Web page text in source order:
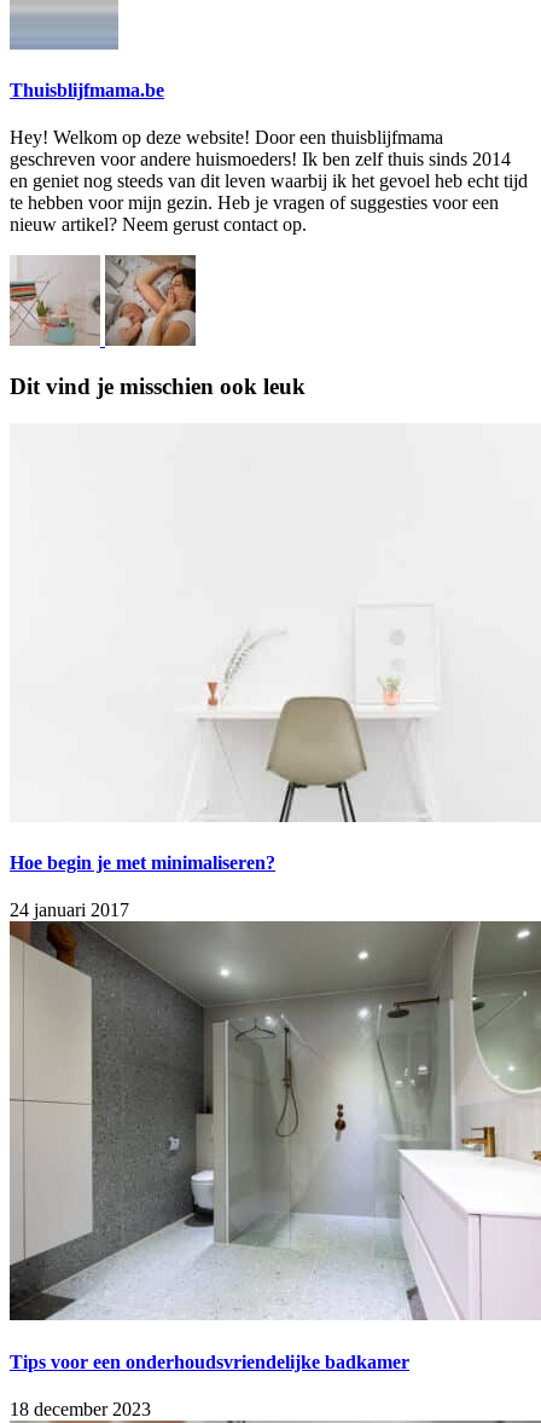
Thuisblijfmama.be
Hey! Welkom op deze website! Door een thuisblijfmama
geschreven voor andere huismoeders! Ik ben zelf thuis sinds 2014
en geniet nog steeds van dit leven waarbij ik het gevoel heb echt tijd
te hebben voor mijn gezin. Heb je vragen of suggesties voor een
nieuw artikel? Neem gerust contact op.
Dit vind je misschien ook leuk
Hoe begin je met minimaliseren?
24 januari 2017
Tips voor een onderhoudsvriendelijke badkamer
18 december 2023